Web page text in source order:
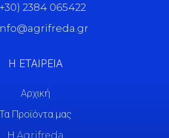
2384 065422
Η ΕΤΑΙΡΕΙΑ
Αρχική
Τα Προϊόντα μας
Η Agrifreda